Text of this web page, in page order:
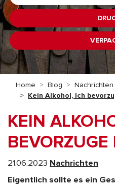
Home Blog
Nachrichten
Kein Alkohol, Ich
KEIN
21.06.2023 Nachrichten
Eigentlich sollte es ein